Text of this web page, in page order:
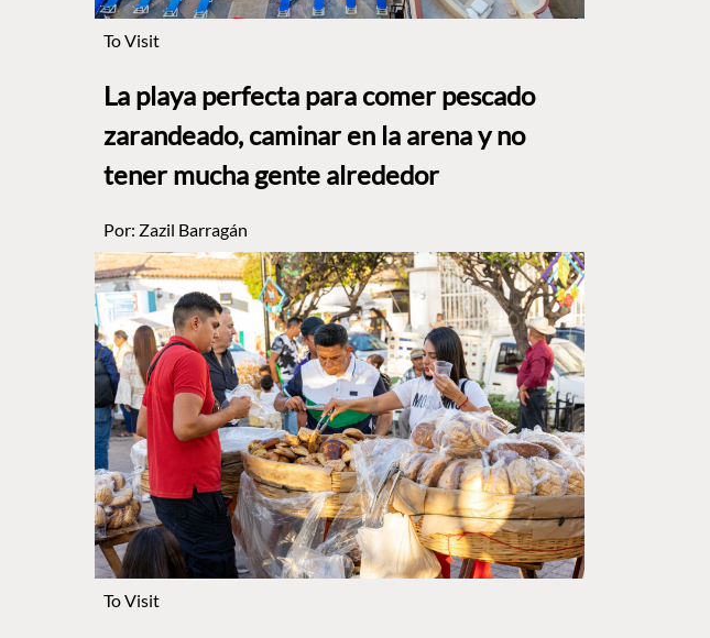
To Visit
La playa perfecta para comer pescado
zarandeado, caminar en la arena y no
tener mucha gente alrededor
Por: Zazil Barragán
To Visit